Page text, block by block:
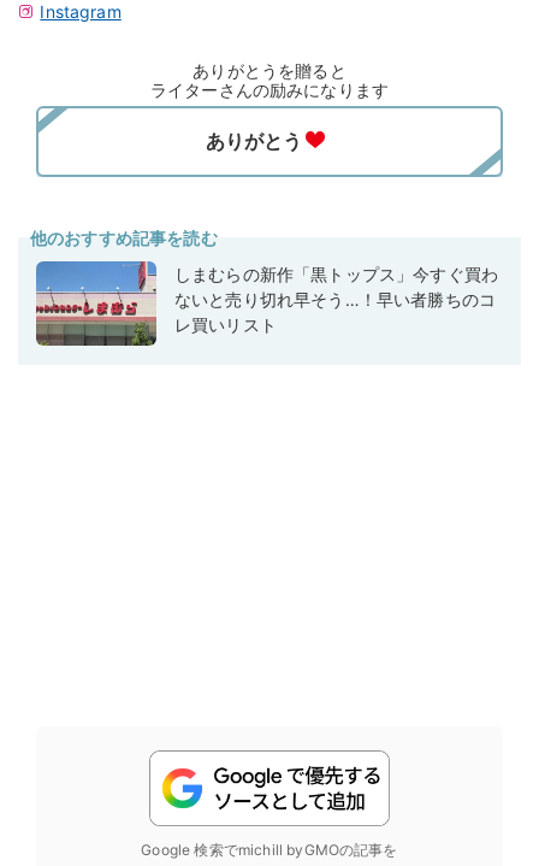
Instagram
ありがとうを贈ると
ライターさんの励みになります
他のおすすめ記事を読む
しまむらの新作「黒トップス」今すぐ買わ
ないと売り切れ早そう…！早い者勝ちのコ
レ買いリスト
Google 検索でmichill byGMOの記事を